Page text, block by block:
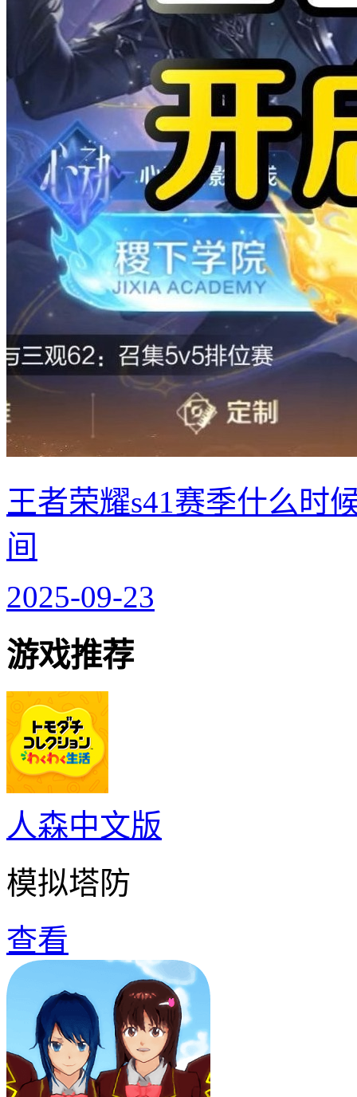
王者荣耀s41赛季什么时
间
2025-09-23
游戏推荐
人森中文版
模拟塔防
查看